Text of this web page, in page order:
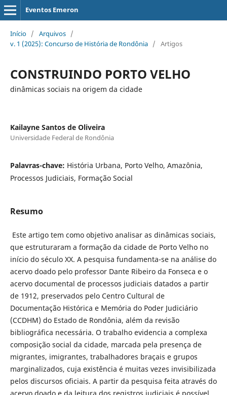
Eventos Emeron
Início / Arquivos /
v. 1 (2025): Concurso de História de Rondônia / Artigos
CONSTRUINDO PORTO VELHO
dinâmicas sociais na origem da cidade
Kailayne Santos de Oliveira
Universidade Federal de Rondônia
Palavras-chave: História Urbana, Porto Velho, Amazônia,
Processos Judiciais, Formação Social
Resumo
Este artigo tem como objetivo analisar as dinâmicas sociais,
que estruturaram a formação da cidade de Porto Velho no
início do século XX. A pesquisa fundamenta-se na análise do
acervo doado pelo professor Dante Ribeiro da Fonseca e o
acervo documental de processos judiciais datados a partir
de 1912, preservados pelo Centro Cultural de
Documentação Histórica e Memória do Poder Judiciário
(CCDHM) do Estado de Rondônia, além da revisão
bibliográfica necessária. O trabalho evidencia a complexa
composição social da cidade, marcada pela presença de
migrantes, imigrantes, trabalhadores braçais e grupos
marginalizados, cuja existência é muitas vezes invisibilizada
pelos discursos oficiais. A partir da pesquisa feita através do